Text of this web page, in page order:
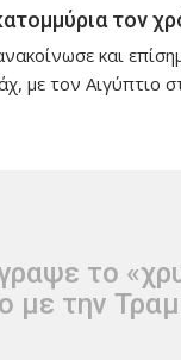
τον
και
με τον Αιγύπτιο
το
με την